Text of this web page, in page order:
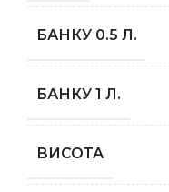
БАНКУ 0.5 Л.
БАНКУ 1 Л.
ВИСОТА